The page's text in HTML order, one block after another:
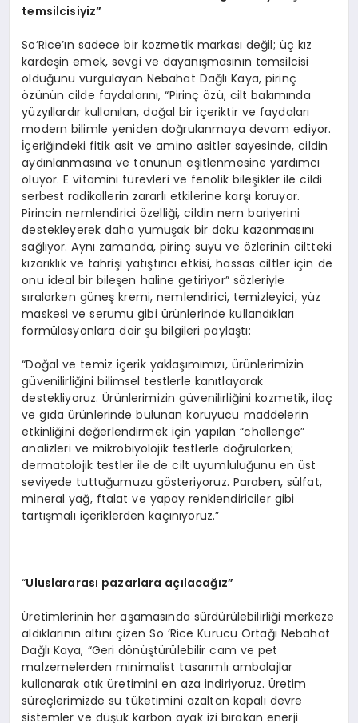
temsilcisiyiz”
So’Rice’ın sadece bir kozmetik markası değil; üç kız
kardeşin emek, sevgi ve dayanışmasının temsilcisi
olduğunu vurgulayan Nebahat Dağlı Kaya, pirinç
özünün cilde faydalarını, “Pirinç özü, cilt bakımında
yüzyıllardır kullanılan, doğal bir içeriktir ve faydaları
modern bilimle yeniden doğrulanmaya devam ediyor.
İçeriğindeki fitik asit ve amino asitler sayesinde, cildin
aydınlanmasına ve tonunun eşitlenmesine yardımcı
oluyor. E vitamini türevleri ve fenolik bileşikler ile cildi
serbest radikallerin zararlı etkilerine karşı koruyor.
Pirincin nemlendirici özelliği, cildin nem bariyerini
destekleyerek daha yumuşak bir doku kazanmasını
sağlıyor. Aynı zamanda, pirinç suyu ve özlerinin ciltteki
kızarıklık ve tahrişi yatıştırıcı etkisi, hassas ciltler için de
onu ideal bir bileşen haline getiriyor” sözleriyle
sıralarken güneş kremi, nemlendirici, temizleyici, yüz
maskesi ve serumu gibi ürünlerinde kullandıkları
formülasyonlara dair şu bilgileri paylaştı:
“Doğal ve temiz içerik yaklaşımımızı, ürünlerimizin
güvenilirliğini bilimsel testlerle kanıtlayarak
destekliyoruz. Ürünlerimizin güvenilirliğini kozmetik, ilaç
ve gıda ürünlerinde bulunan koruyucu maddelerin
etkinliğini değerlendirmek için yapılan “challenge”
analizleri ve mikrobiyolojik testlerle doğrularken;
dermatolojik testler ile de cilt uyumluluğunu en üst
seviyede tuttuğumuzu gösteriyoruz. Paraben, sülfat,
mineral yağ, ftalat ve yapay renklendiriciler gibi
tartışmalı içeriklerden kaçınıyoruz.”
“Uluslararası pazarlara açılacağız”
Üretimlerinin her aşamasında sürdürülebilirliği merkeze
aldıklarının altını çizen So ’Rice Kurucu Ortağı Nebahat
Dağlı Kaya, “Geri dönüştürülebilir cam ve pet
malzemelerden minimalist tasarımlı ambalajlar
kullanarak atık üretimini en aza indiriyoruz. Üretim
süreçlerimizde su tüketimini azaltan kapalı devre
sistemler ve düşük karbon ayak izi bırakan enerji